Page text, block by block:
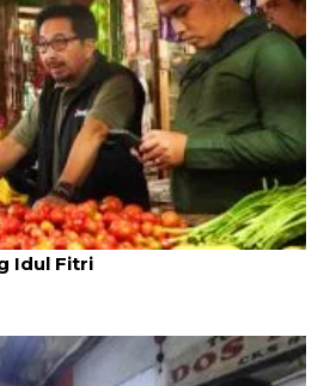
harga pangan
Idul Fitri